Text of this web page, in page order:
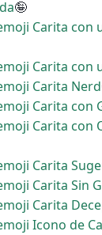
🤪
Carita con
Carita con
Carita Nerd
Carita con
Carita con
Carita
Carita Sin
Carita
Icono de